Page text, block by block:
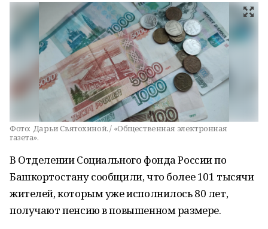
Фото: Дарьи Святохиной. / «Общественная электронная
газета».
В Отделении Социального фонда России по
Башкортостану сообщили, что более 101 тысячи
жителей, которым уже исполнилось 80 лет,
получают пенсию в повышенном размере.